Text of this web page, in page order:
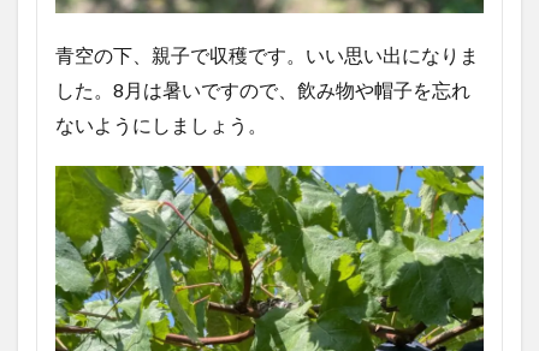
青空の下、親子で収穫です。いい思い出になりま
した。8月は暑いですので、飲み物や帽子を忘れ
ないようにしましょう。